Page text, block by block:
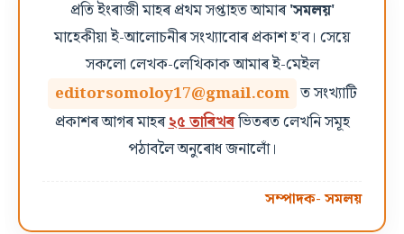
প্ৰতি ইংৰাজী মাহৰ প্ৰথম সপ্তাহত আমাৰ'সমলয়'
মাহেকীয়া ই-আলোচনীৰ সংখ্যাবোৰ প্ৰকাশ হ'ব। সেয়ে
সকলো লেখক-লেখিকাক আমাৰ ই-মেইল
editorsomoloy17@gmail.com ত সংখ্যাটি
প্ৰকাশৰ আগৰ মাহৰ২৫ তাৰিখৰভিতৰত লেখনি সমূহ
পঠাবলৈ অনুৰোধ জনালোঁ।
সম্পাদক- সমলয়